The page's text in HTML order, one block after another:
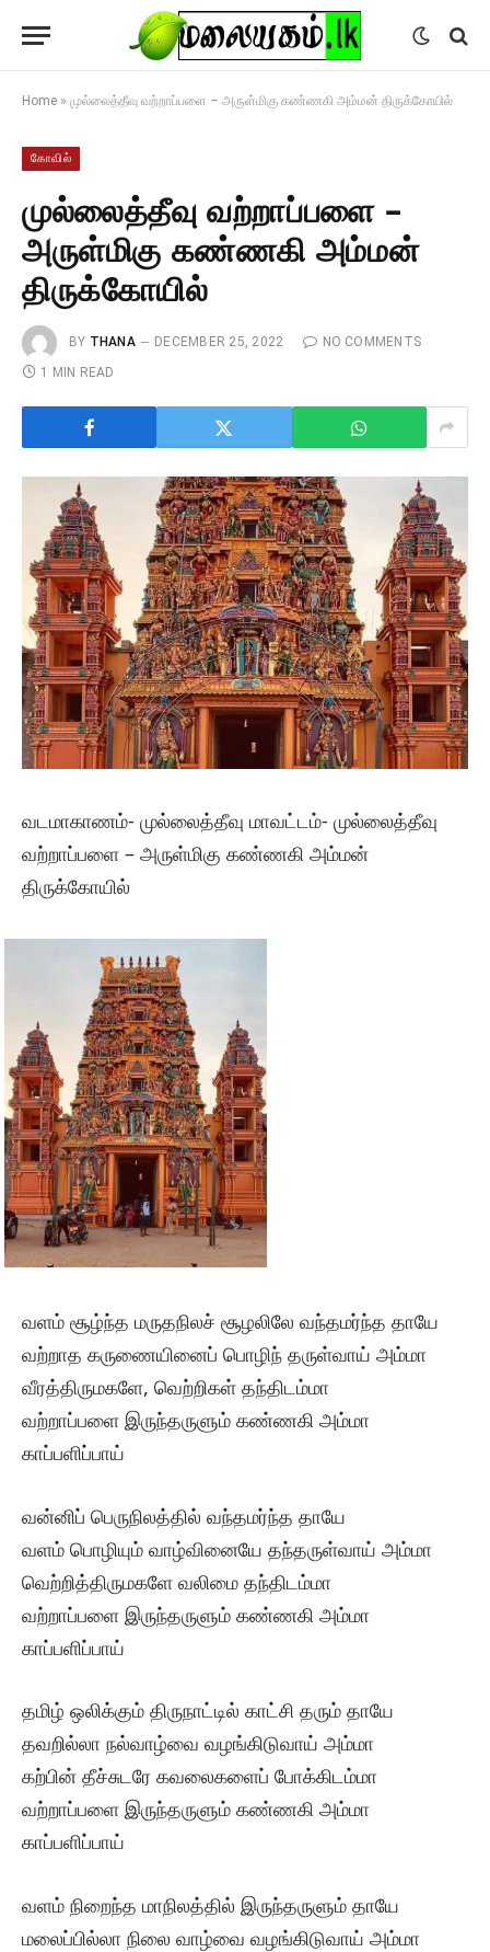
Home » முல்லைத்தீவு வற்றாப்பளை – அருள்மிகு கண்ணகி அம்மன் திருக்கோயில்
கோவில்
முல்லைத்தீவு வற்றாப்பளை –
அருள்மிகு கண்ணகி அம்மன்
திருக்கோயில்
BY THANA DECEMBER 25, 2022
NO COMMENTS
1 MIN READ
வடமாகாணம்- முல்லைத்தீவு மாவட்டம்- முல்லைத்தீவு
வற்றாப்பளை – அருள்மிகு கண்ணகி அம்மன்
திருக்கோயில்
வளம் சூழ்ந்த மருதநிலச் சூழலிலே வந்தமர்ந்த தாயே
வற்றாத கருணையினைப் பொழிந் தருள்வாய் அம்மா
வீரத்திருமகளே, வெற்றிகள் தந்திடம்மா
வற்றாப்பளை இருந்தருளும் கண்ணகி அம்மா
காப்பளிப்பாய்
வன்னிப் பெருநிலத்தில் வந்தமர்ந்த தாயே
வளம் பொழியும் வாழ்வினையே தந்தருள்வாய் அம்மா
வெற்றித்திருமகளே வலிமை தந்திடம்மா
வற்றாப்பளை இருந்தருளும் கண்ணகி அம்மா
காப்பளிப்பாய்
தமிழ் ஒலிக்கும் திருநாட்டில் காட்சி தரும் தாயே
தவறில்லா நல்வாழ்வை வழங்கிடுவாய் அம்மா
கற்பின் தீச்சுடரே கவலைகளைப் போக்கிடம்மா
வற்றாப்பளை இருந்தருளும் கண்ணகி அம்மா
காப்பளிப்பாய்
வளம் நிறைந்த மாநிலத்தில் இருந்தருளும் தாயே
மலைப்பில்லா நிலை வாழ்வை வழங்கிடுவாய் அம்மா